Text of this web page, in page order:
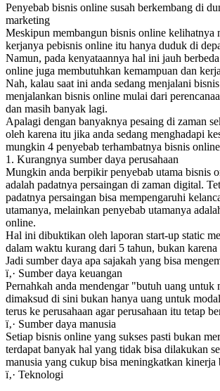
Penyebab bisnis online susah berkembang di
marketing
Meskipun membangun bisnis online kelihatnya
kerjanya pebisnis online itu hanya duduk di
Namun, pada kenyataannya hal ini jauh
online juga membutuhkan kemampuan dan
Nah, kalau saat ini anda sedang menjalani
menjalankan bisnis online mulai dari
dan masih banyak lagi.
Apalagi dengan banyaknya pesaing di zaman
oleh karena itu jika anda sedang menghadapi
mungkin 4 penyebab terhambatnya bisnis
1. Kurangnya sumber daya perusahaan
Mungkin anda berpikir penyebab utama bisnis
adalah padatnya persaingan di zaman digital.
padatnya persaingan bisa mempengaruhi
utamanya, melainkan penyebab utamanya
online.
Hal ini dibuktikan oleh laporan start-up static
dalam waktu kurang dari 5 tahun, bukan
Jadi sumber daya apa sajakah yang bisa
ï‚· Sumber daya keuangan
Pernahkah anda mendengar "butuh uang
dimaksud di sini bukan hanya uang untuk
terus ke perusahaan agar perusahaan itu tetap
ï‚· Sumber daya manusia
Setiap bisnis online yang sukses pasti bukan
terdapat banyak hal yang tidak bisa dilakukan
manusia yang cukup bisa meningkatkan
ï‚· Teknologi